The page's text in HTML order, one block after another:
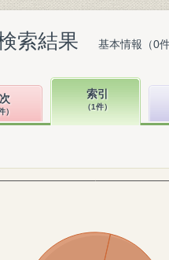
索結果 基本情報（0
）
索引
（1件）